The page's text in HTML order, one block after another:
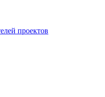
проектов